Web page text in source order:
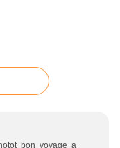
bon voyage a